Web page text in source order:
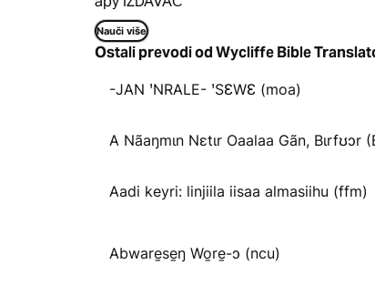
Nauči više
Ostali prevodi od Wycliffe Bible
-JAN ꞌNRALE- ꞌSƐWƐ (moa)
A Nãaŋmɩn Nɛtɩr Oaalaa Gãn, Bɩrfʊɔr
Aadi keyri: linjiila iisaa almasiihu (ffm)
Abware̱se̱ŋ Wo̱re̱-ɔ (ncu)